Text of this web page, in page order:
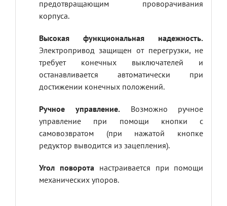
предотвращающим проворачивания
корпуса.
Высокая функциональная надежность.
Электропривод защищен от перегрузки, не
требует конечных выключателей и
останавливается автоматически при
достижении конечных положений.
Ручное управление.Возможно ручное
управление при помощи кнопки с
самовозвратом (при нажатой кнопке
редуктор выводится из зацепления).
Угол поворотанастраивается при помощи
механических упоров.